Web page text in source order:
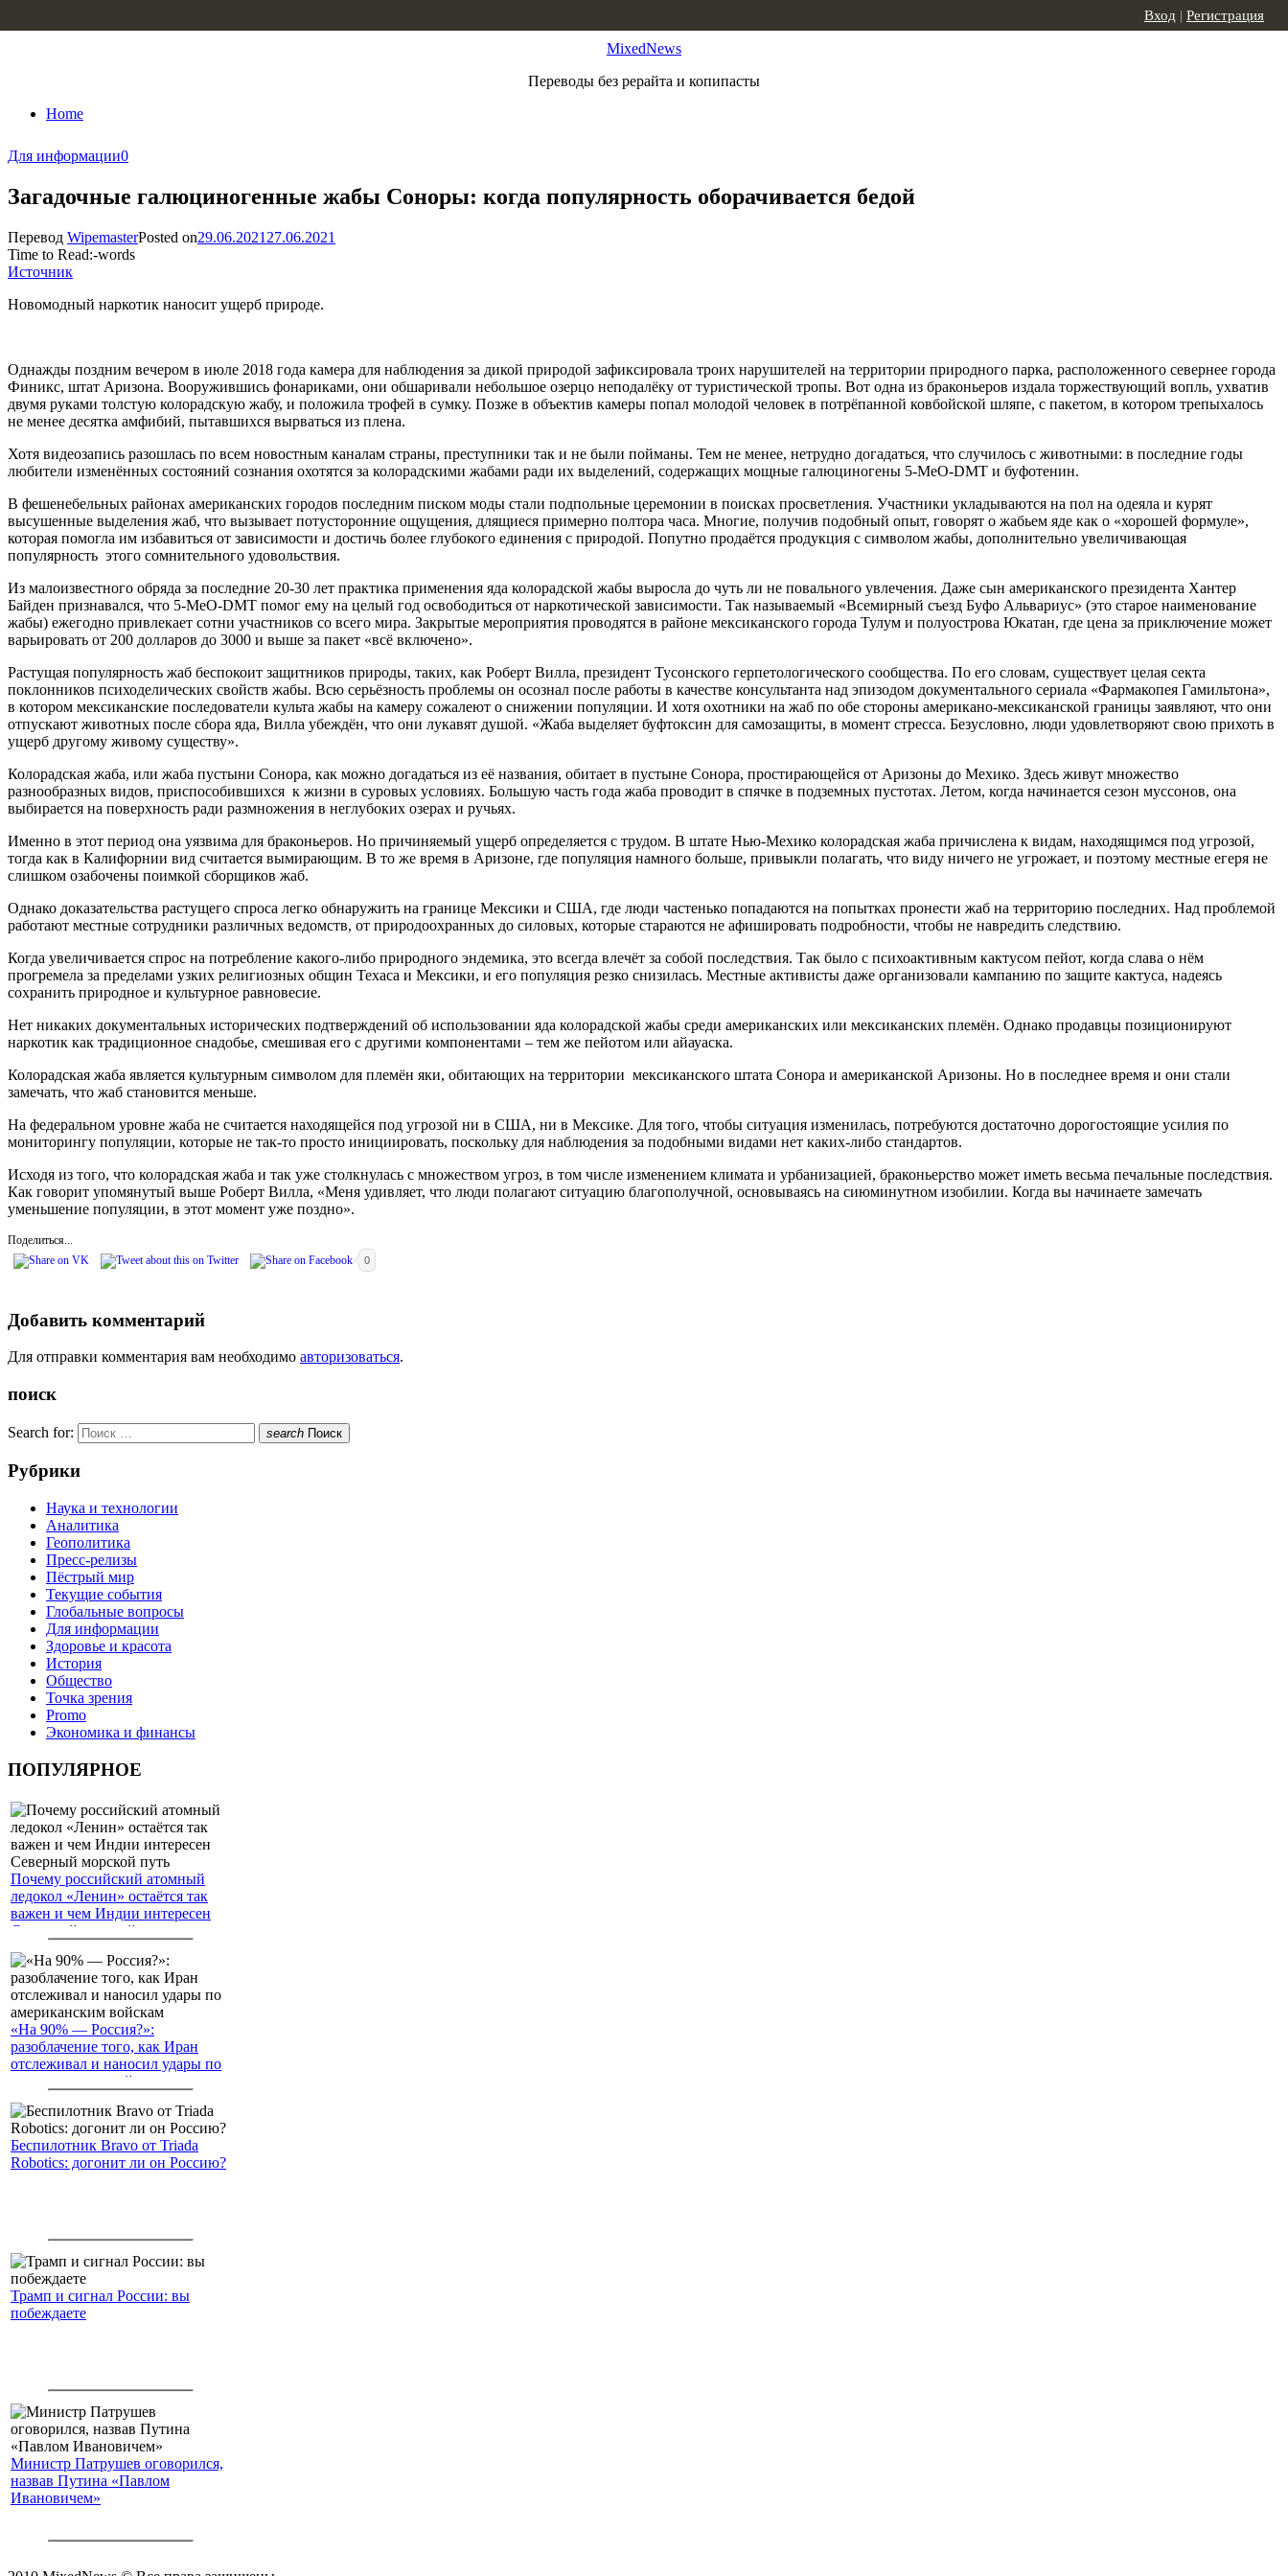
MixedNews
Переводы без рерайта и копипасты
Home
Вход | Регистрация
Для информации0
Загадочные галюциногенные жабы Соноры: когда популярность оборачивается бедой
Перевод WipemasterPosted on29.06.2021 27.06.2021
Time to Read:-words
Источник
Новомодный наркотик наносит ущерб природе.
Однажды поздним вечером в июле 2018 года камера для наблюдения за дикой природой зафиксировала троих нарушителей на территории природного парка, расположенного севернее города
Финикс, штат Аризона. Вооружившись фонариками, они обшаривали небольшое озерцо неподалёку от туристической тропы. Вот одна из браконьеров издала торжествующий вопль, ухватив
двумя руками толстую колорадскую жабу, и положила трофей в сумку. Позже в объектив камеры попал молодой человек в потрёпанной ковбойской шляпе, с пакетом, в котором трепыхалось
не менее десятка амфибий, пытавшихся вырваться из плена.
Хотя видеозапись разошлась по всем новостным каналам страны, преступники так и не были пойманы. Тем не менее, нетрудно догадаться, что случилось с животными: в последние годы
любители изменённых состояний сознания охотятся за колорадскими жабами ради их выделений, содержащих мощные галюциногены 5-MeO-DMT и буфотенин.
В фешенебельных районах американских городов последним писком моды стали подпольные церемонии в поисках просветления. Участники укладываются на пол на одеяла и курят
высушенные выделения жаб, что вызывает потусторонние ощущения, длящиеся примерно полтора часа. Многие, получив подобный опыт, говорят о жабьем яде как о «хорошей формуле»,
которая помогла им избавиться от зависимости и достичь более глубокого единения с природой. Попутно продаётся продукция с символом жабы, дополнительно увеличивающая
популярность этого сомнительного удовольствия.
Из малоизвестного обряда за последние 20-30 лет практика применения яда колорадской жабы выросла до чуть ли не повального увлечения. Даже сын американского президента Хантер
Байден признавался, что 5-MeO-DMT помог ему на целый год освободиться от наркотической зависимости. Так называемый «Всемирный съезд Буфо Альвариус» (это старое наименование
жабы) ежегодно привлекает сотни участников со всего мира. Закрытые мероприятия проводятся в районе мексиканского города Тулум и полуострова Юкатан, где цена за приключение может
варьировать от 200 долларов до 3000 и выше за пакет «всё включено».
Растущая популярность жаб беспокоит защитников природы, таких, как Роберт Вилла, президент Тусонского герпетологического сообщества. По его словам, существует целая секта
поклонников психоделических свойств жабы. Всю серьёзность проблемы он осознал после работы в качестве консультанта над эпизодом документального сериала «Фармакопея Гамильтона»,
в котором мексиканские последователи культа жабы на камеру сожалеют о снижении популяции. И хотя охотники на жаб по обе стороны американо-мексиканской границы заявляют, что они
отпускают животных после сбора яда, Вилла убеждён, что они лукавят душой. «Жаба выделяет буфтоксин для самозащиты, в момент стресса. Безусловно, люди удовлетворяют свою прихоть в
ущерб другому живому существу».
Колорадская жаба, или жаба пустыни Сонора, как можно догадаться из её названия, обитает в пустыне Сонора, простирающейся от Аризоны до Мехико. Здесь живут множество
разнообразных видов, приспособившихся к жизни в суровых условиях. Большую часть года жаба проводит в спячке в подземных пустотах. Летом, когда начинается сезон муссонов, она
выбирается на поверхность ради размножения в неглубоких озерах и ручьях.
Именно в этот период она уязвима для браконьеров. Но причиняемый ущерб определяется с трудом. В штате Нью-Мехико колорадская жаба причислена к видам, находящимся под угрозой,
тогда как в Калифорнии вид считается вымирающим. В то же время в Аризоне, где популяция намного больше, привыкли полагать, что виду ничего не угрожает, и поэтому местные егеря не
слишком озабочены поимкой сборщиков жаб.
Однако доказательства растущего спроса легко обнаружить на границе Мексики и США, где люди частенько попадаются на попытках пронести жаб на территорию последних. Над проблемой
работают местные сотрудники различных ведомств, от природоохранных до силовых, которые стараются не афишировать подробности, чтобы не навредить следствию.
Когда увеличивается спрос на потребление какого-либо природного эндемика, это всегда влечёт за собой последствия. Так было с психоактивным кактусом пейот, когда слава о нём
прогремела за пределами узких религиозных общин Техаса и Мексики, и его популяция резко снизилась. Местные активисты даже организовали кампанию по защите кактуса, надеясь
сохранить природное и культурное равновесие.
Нет никаких документальных исторических подтверждений об использовании яда колорадской жабы среди американских или мексиканских племён. Однако продавцы позиционируют
наркотик как традиционное снадобье, смешивая его с другими компонентами – тем же пейотом или айауаска.
Колорадская жаба является культурным символом для племён яки, обитающих на территории мексиканского штата Сонора и американской Аризоны. Но в последнее время и они стали
замечать, что жаб становится меньше.
На федеральном уровне жаба не считается находящейся под угрозой ни в США, ни в Мексике. Для того, чтобы ситуация изменилась, потребуются достаточно дорогостоящие усилия по
мониторингу популяции, которые не так-то просто инициировать, поскольку для наблюдения за подобными видами нет каких-либо стандартов.
Исходя из того, что колорадская жаба и так уже столкнулась с множеством угроз, в том числе изменением климата и урбанизацией, браконьерство может иметь весьма печальные последствия.
Как говорит упомянутый выше Роберт Вилла, «Меня удивляет, что люди полагают ситуацию благополучной, основываясь на сиюминутном изобилии. Когда вы начинаете замечать
уменьшение популяции, в этот момент уже поздно».
Поделиться...
0
Добавить комментарий
Для отправки комментария вам необходимо авторизоваться.
поиск
Search for: search Поиск
Рубрики
Наука и технологии
Аналитика
Геополитика
Пресс-релизы
Пёстрый мир
Текущие события
Глобальные вопросы
Для информации
Здоровье и красота
История
Общество
Точка зрения
Promo
Экономика и финансы
ПОПУЛЯРНОЕ
Почему российский атомный
ледокол «Ленин» остаётся так
важен и чем Индии интересен
Северный морской путь
«На 90% — Россия?»:
разоблачение того, как Иран
отслеживал и наносил удары по
американским войскам
Беспилотник Bravo от Triada
Robotics: догонит ли он Россию?
Трамп и сигнал России: вы
побеждаете
Министр Патрушев оговорился,
назвав Путина «Павлом
Ивановичем»